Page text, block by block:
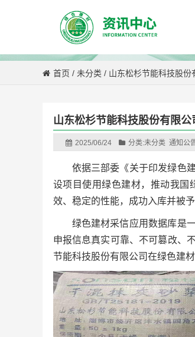
首页 / 未分类 / 山东松杉节能科技股
山东松杉节能科技股份有限
2025/06/24 分类:未分类 通知公
依据三部委《关于印发绿色
设项目使用绿色建材，推动我国
效、稳定的性能，成功入库并被予
绿色建材采信应用数据库是
申报信息真实可靠、不可篡改、
节能科技股份有限公司在绿色建